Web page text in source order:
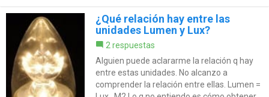
¿Qué relación hay entre las
unidades Lumen y Lux?
2 respuestas
Alguien puede aclararme la relación q hay
entre estas unidades. No alcanzo a
comprender la relación entre ellas. Lumen =